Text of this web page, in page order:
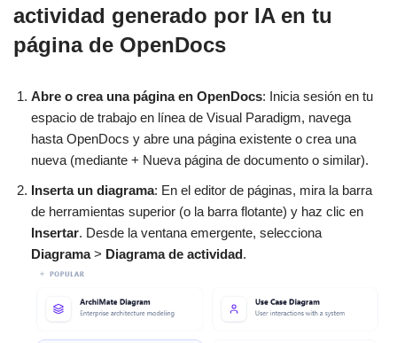
actividad generado por IA en tu
página de OpenDocs
Abre o crea una página en OpenDocs: Inicia sesión en tu
espacio de trabajo en línea de Visual Paradigm, navega
hasta OpenDocs y abre una página existente o crea una
nueva (mediante + Nueva página de documento o similar).
Inserta un diagrama: En el editor de páginas, mira la barra
de herramientas superior (o la barra flotante) y haz clic en
Insertar. Desde la ventana emergente, selecciona
Diagrama> Diagrama de actividad.